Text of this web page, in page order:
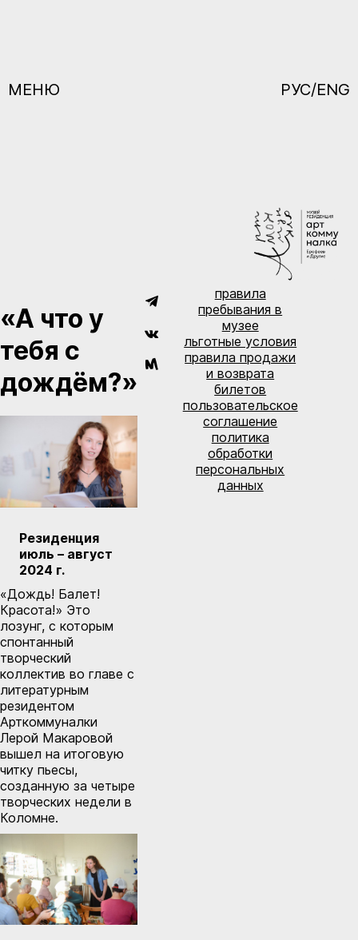
МЕНЮ РУС/ENG
«А что у
тебя с
дождём?»
Резиденция
июль – август
2024 г.
«Дождь! Балет!
Красота!» Это
лозунг, с которым
спонтанный
творческий
коллектив во главе с
литературным
резидентом
Арткоммуналки
Лерой Макаровой
вышел на итоговую
читку пьесы,
созданную за четыре
творческих недели в
Коломне.
правила
пребывания в
музее
льготные условия
правила продажи
и возврата
билетов
пользовательское
соглашение
политика
обработки
персональных
данных